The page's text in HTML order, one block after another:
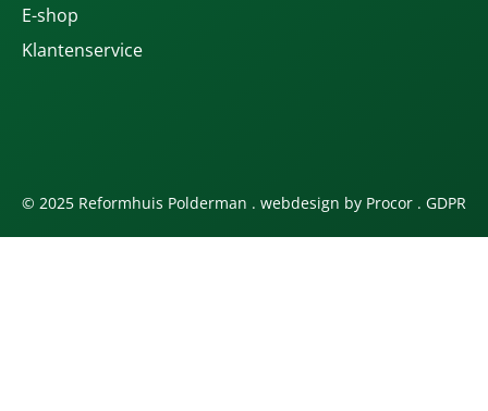
E-shop
Klantenservice
© 2025 Reformhuis Polderman . webdesign by Procor . GDPR